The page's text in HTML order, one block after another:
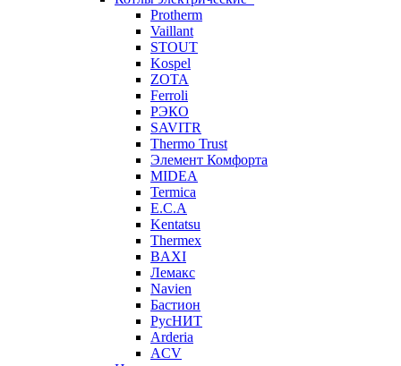
Protherm
Vaillant
STOUT
Kospel
ZOTA
Ferroli
РЭКО
SAVITR
Thermo Trust
Элемент Комфорта
MIDEA
Termica
E.C.A
Kentatsu
Thermex
BAXI
Лемакс
Navien
Бастион
РусНИТ
Arderia
ACV